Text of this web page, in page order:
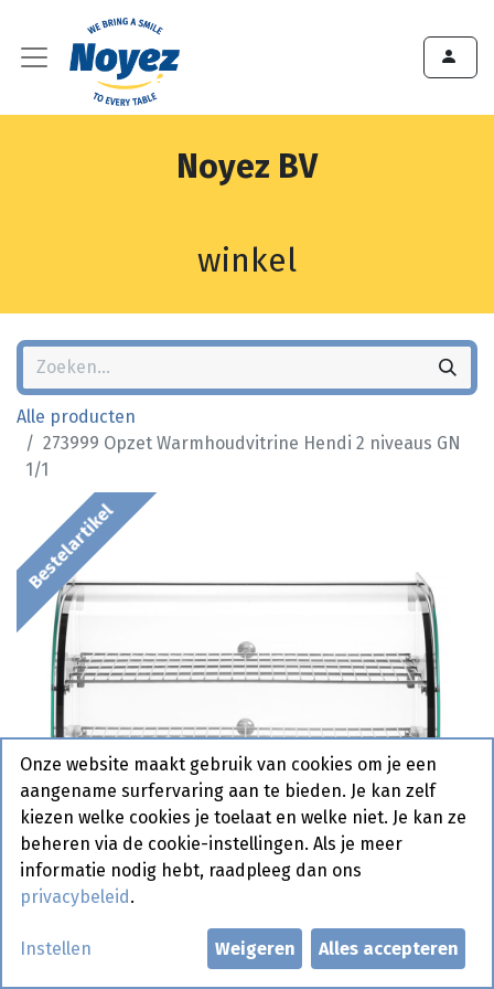
Noyez BV
winkel
Alle producten
273999 Opzet Warmhoudvitrine Hendi 2 niveaus GN
1/1
Bestelartikel
273999 Opzet Warmhoudvitrine
Onze website maakt gebruik van cookies om je een
aangename surfervaring aan te bieden. Je kan zelf
kiezen welke cookies je toelaat en welke niet. Je kan ze
beheren via de cookie-instellingen. Als je meer
informatie nodig hebt, raadpleeg dan ons
privacybeleid .
Instellen Weigeren Alles accepteren